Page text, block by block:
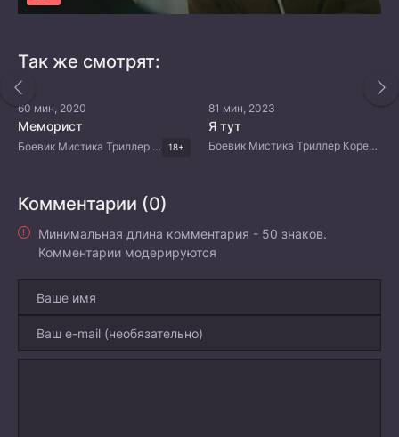
Так же смотрят:
60 мин, 2020
Меморист
Боевик Мистика Триллер Корейские дорамы 18+
81 мин, 2023
Я тут
Боевик Мистика Триллер Корейские дорамы
Комментарии (0)
Минимальная длина комментария - 50 знаков.
Комментарии модерируются